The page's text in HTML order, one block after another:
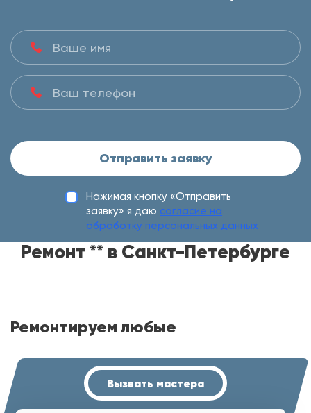
Отправить заявку
Нажимая кнопку «Отправить
заявку» я даю согласие на
обработку персональных данных
Ремонт ** в Санкт-Петербурге
Ремонтируем любые
Вызвать мастера